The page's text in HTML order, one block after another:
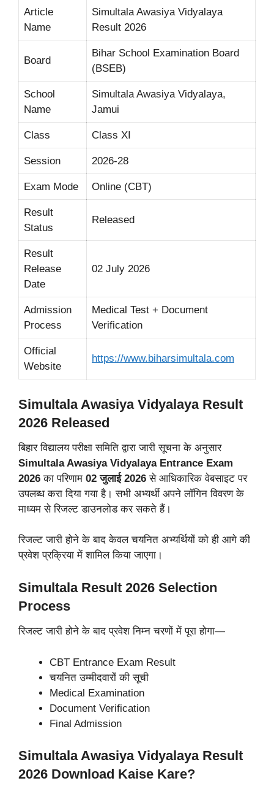
Article
Name
Simultala Awasiya Vidyalaya
Result 2026
Board
Bihar School Examination Board
(BSEB)
School
Name
Simultala Awasiya Vidyalaya,
Jamui
Class Class XI
Session 2026-28
Exam Mode Online (CBT)
Result
Status
Released
Result
Release
Date
02 July 2026
Admission
Process
Medical Test + Document
Verification
Official
Website
https://www.biharsimultala.com
Simultala Awasiya Vidyalaya Result
2026 Released
बिहार विद्यालय परीक्षा समिति द्वारा जारी सूचना के अनुसार
Simultala Awasiya Vidyalaya Entrance Exam
2026 का परिणाम 02 जुलाई 2026 से आधिकारिक वेबसाइट पर
उपलब्ध करा दिया गया है। सभी अभ्यर्थी अपने लॉगिन विवरण के
माध्यम से रिजल्ट डाउनलोड कर सकते हैं।
रिजल्ट जारी होने के बाद केवल चयनित अभ्यर्थियों को ही आगे की
प्रवेश प्रक्रिया में शामिल किया जाएगा।
Simultala Result 2026 Selection
Process
रिजल्ट जारी होने के बाद प्रवेश निम्न चरणों में पूरा होगा—
CBT Entrance Exam Result
चयनित उम्मीदवारों की सूची
Medical Examination
Document Verification
Final Admission
Simultala Awasiya Vidyalaya Result
2026 Download Kaise Kare?